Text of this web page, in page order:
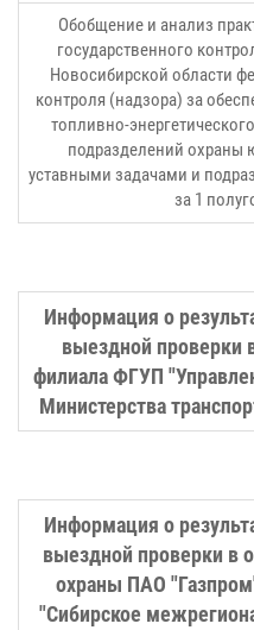
Обобщение и анализ
государственного
Новосибирской области
контроля (надзора) за
топливно-
подразделений охраны
уставными задачами и
за 1
Информация о
выездной проверки
филиала ФГУП
Министерства
Информация о
выездной проверки в
охраны ПАО
"Сибирское